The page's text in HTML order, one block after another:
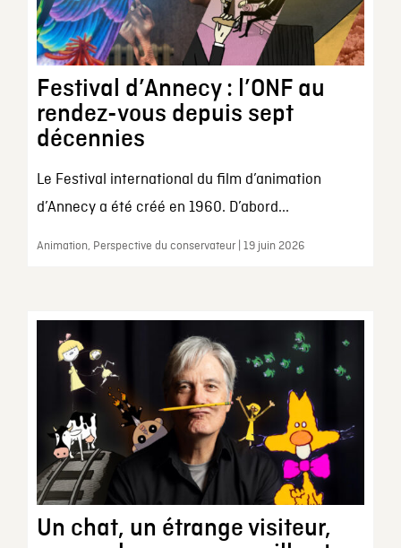
Festival d’Annecy : l’ONF au
rendez-vous depuis sept
décennies
Le Festival international du film d’animation
d’Annecy a été créé en 1960. D’abord...
Animation, Perspective du conservateur | 19 juin 2026
Un chat, un étrange visiteur,